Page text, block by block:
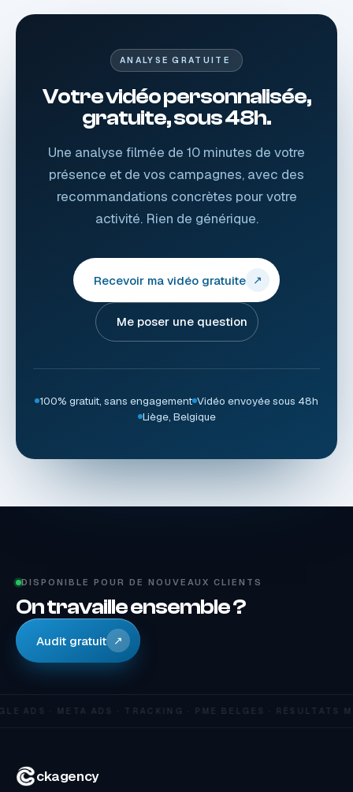
ANALYSE GRATUITE
Votre vidéo personnalisée,
gratuite, sous 48h.
Une analyse filmée de 10 minutes de votre
présence et de vos campagnes, avec des
recommandations concrètes pour votre
activité. Rien de générique.
Recevoir ma vidéo gratuite ↗
Me poser une question
100% gratuit, sans engagement Vidéo envoyée sous 48h
Liège, Belgique
DISPONIBLE POUR DE NOUVEAUX CLIENTS
On travaille ensemble ?
Audit gratuit ↗
ADS · META ADS · TRACKING · PME BELGES · RÉSULTATS
ckagency